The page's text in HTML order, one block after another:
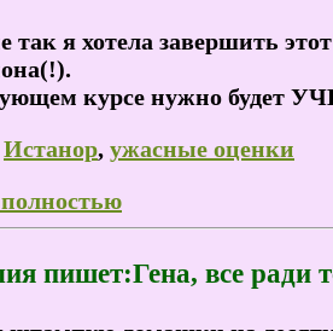
так я хотела завершить
курсе нужно будет
Истанор, ужасные оценки
пишет:Гена, все ради